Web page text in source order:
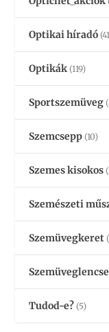
Optikai híradó
Optikák (119)
Sportszemüveg
Szemcsepp (10)
Szemes kisokos
Szemészeti
Szemüvegkeret
Szemüveglencse
Tudod-e? (5)